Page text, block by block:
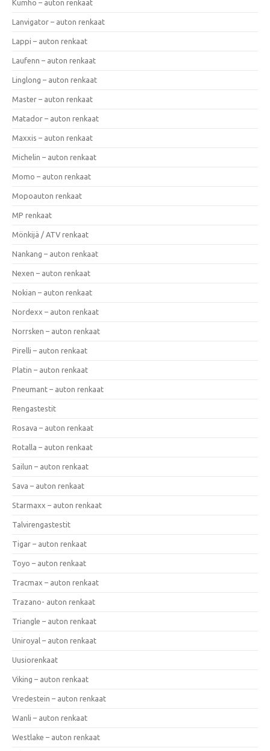
Kumho – auton renkaat
Lanvigator – auton renkaat
Lappi – auton renkaat
Laufenn – auton renkaat
Linglong – auton renkaat
Master – auton renkaat
Matador – auton renkaat
Maxxis – auton renkaat
Michelin – auton renkaat
Momo – auton renkaat
Mopoauton renkaat
MP renkaat
Mönkijä / ATV renkaat
Nankang – auton renkaat
Nexen – auton renkaat
Nokian – auton renkaat
Nordexx – auton renkaat
Norrsken – auton renkaat
Pirelli – auton renkaat
Platin – auton renkaat
Pneumant – auton renkaat
Rengastestit
Rosava – auton renkaat
Rotalla – auton renkaat
Sailun – auton renkaat
Sava – auton renkaat
Starmaxx – auton renkaat
Talvirengastestit
Tigar – auton renkaat
Toyo – auton renkaat
Tracmax – auton renkaat
Trazano- auton renkaat
Triangle – auton renkaat
Uniroyal – auton renkaat
Uusiorenkaat
Viking – auton renkaat
Vredestein – auton renkaat
Wanli – auton renkaat
Westlake – auton renkaat